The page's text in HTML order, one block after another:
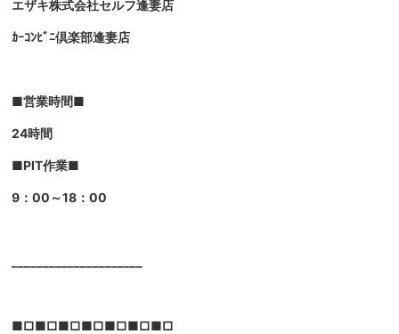
エザキ株式会社セルフ逢妻店
ｶｰｺﾝﾋﾞﾆ倶楽部逢妻店
■営業時間■
24時間
■PIT作業■
9：00～18：00
■□■□■□■□■□■□■□